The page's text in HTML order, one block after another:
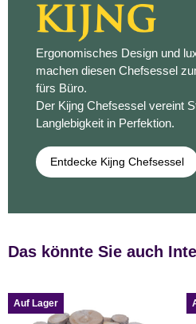
Ergonomisches Design und
machen diesen Chefsessel
fürs Büro.
Der Kijng Chefsessel vereint
Langlebigkeit in Perfektion.
Entdecke Kijng Chefsessel
Das könnte Sie auch
Auf Lager